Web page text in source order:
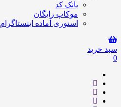
بانک کد
موکاپ رایگان
استوری آماده اینستاگرام
سبد خرید
0